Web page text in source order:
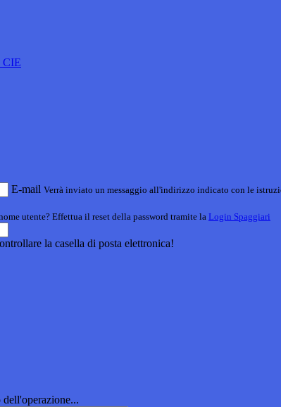
CIE
E-mail Verrà inviato un messaggio all'indirizzo indicato con le
utente? Effettua il reset della password tramite la Login Spaggiari
la casella di posta elettronica!